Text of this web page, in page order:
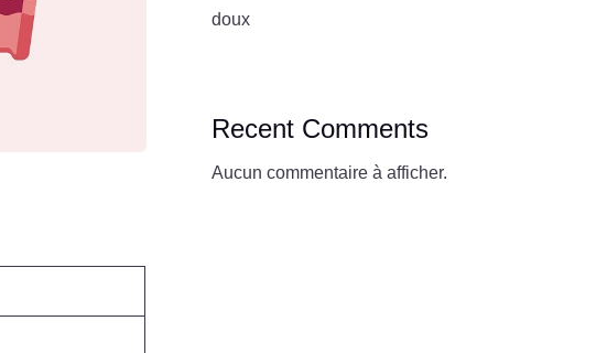
doux
Recent Comments
Aucun commentaire à afficher.